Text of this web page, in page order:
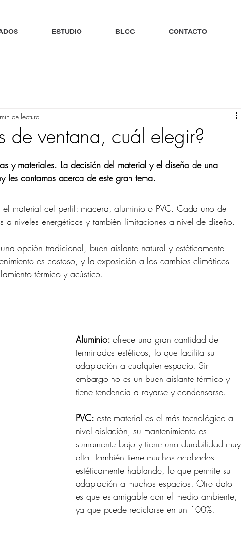
ESTUDIO BLOG CONTACTO
de ventana, cuál elegir?
de lectura
y materiales. La decisión del material y el diseño de una
les contamos acerca de este gran tema.
el material del perfil: madera, aluminio o PVC. Cada uno de
a niveles energéticos y también limitaciones a nivel de diseño.
opción tradicional, buen aislante natural y estéticamente
es costoso, y la exposición a los cambios climáticos
térmico y acústico.
Aluminio: ofrece una gran cantidad de
terminados estéticos, lo que facilita su
adaptación a cualquier espacio. Sin
embargo no es un buen aislante térmico y
tiene tendencia a rayarse y condensarse.
PVC: este material es el más tecnológico a
nivel aislación, su mantenimiento es
sumamente bajo y tiene una durabilidad muy
alta. También tiene muchos acabados
estéticamente hablando, lo que permite su
adaptación a muchos espacios. Otro dato
es que es amigable con el medio ambiente,
ya que puede reciclarse en un 100%.